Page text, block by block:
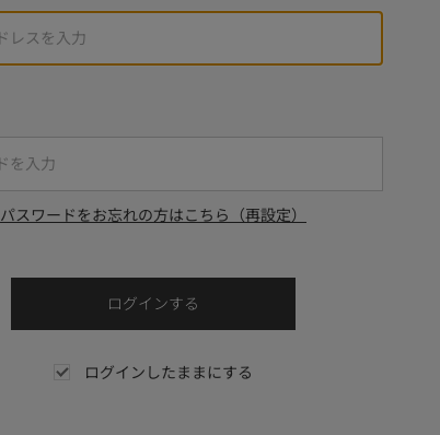
パスワードをお忘れの方はこちら（再設定）
ログインしたままにする